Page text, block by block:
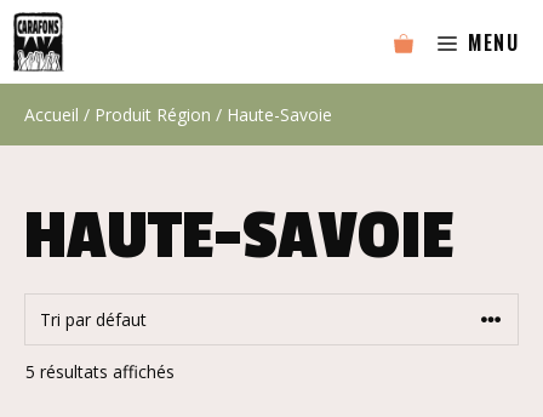
Aller
au
contenu
MENU
Accueil / Produit Région / Haute-Savoie
HAUTE-SAVOIE
5 résultats affichés